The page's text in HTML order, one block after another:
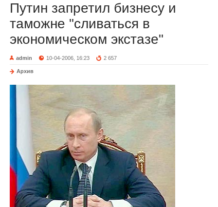
Путин запретил бизнесу и
таможне "сливаться в
экономическом экстазе"
admin 10-04-2006, 16:23 2 657
Архив